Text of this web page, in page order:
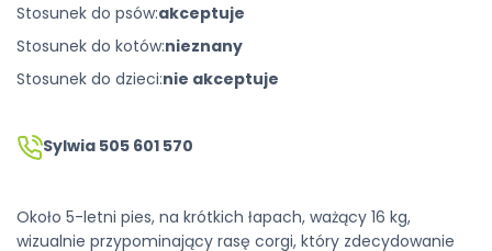
Stosunek do psów:akceptuje
Stosunek do kotów:nieznany
Stosunek do dzieci:nie akceptuje
Sylwia 505 601 570
Około 5-letni pies, na krótkich łapach, ważący 16 kg,
wizualnie przypominający rasę corgi, który zdecydowanie